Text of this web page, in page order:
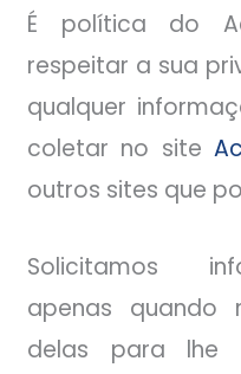
É política do
respeitar a sua
qualquer
coletar no site
outros sites que
Solicitamos
apenas quando
delas para lhe